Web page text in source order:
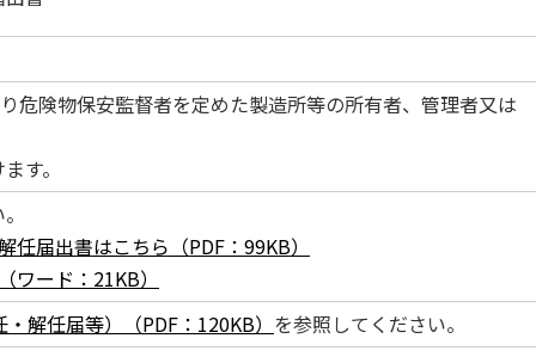
危険物保安監督者を定めた製造所等の所有者、管理者又は
す。
届出書はこちら（PDF：99KB）
ワード：21KB）
解任届等）（PDF：120KB） を参照してください。